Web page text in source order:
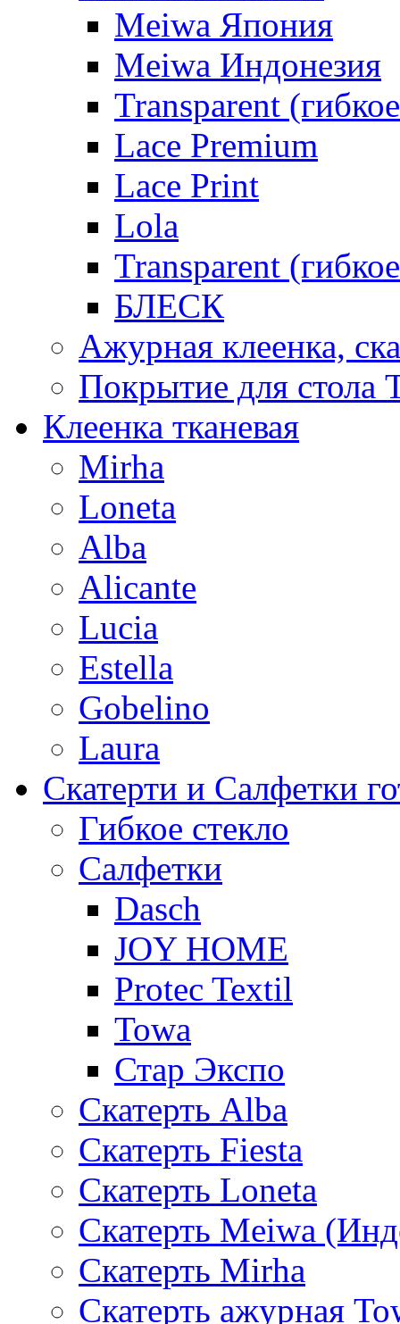
Meiwa Япония
Meiwa Индонезия
Transparent
Lace Premium
Lace Print
Lola
Transparent
БЛЕСК
Ажурная клеенка,
Покрытие для стола
Клеенка тканевая
Mirha
Loneta
Alba
Alicante
Lucia
Estella
Gobelino
Laura
Скатерти и Салфетки
Гибкое стекло
Салфетки
Dasch
JOY HOME
Protec Textil
Towa
Стар Экспо
Скатерть Alba
Скатерть Fiesta
Скатерть Loneta
Скатерть Meiwa
Скатерть Mirha
Скатерть ажурная